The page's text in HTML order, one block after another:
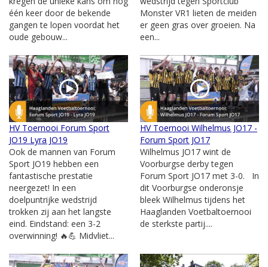
één keer door de bekende
gangen te lopen voordat het
oude gebouw...
Monster VR1 lieten de meiden
er geen gras over groeien. Na
een...
HV Toernooi Forum Sport
JO19 Lyra JO19
Ook de mannen van Forum
Sport JO19 hebben een
fantastische prestatie
neergezet! In een
doelpuntrijke wedstrijd
trokken zij aan het langste
eind. Eindstand: een 3-2
overwinning! 🔥💪 Midvliet...
HV Toernooi Wilhelmus JO17 -
Forum Sport JO17
Wilhelmus JO17 wint de
Voorburgse derby tegen
Forum Sport JO17 met 3-0. In
dit Voorburgse onderonsje
bleek Wilhelmus tijdens het
Haaglanden Voetbaltoernooi
de sterkste partij....